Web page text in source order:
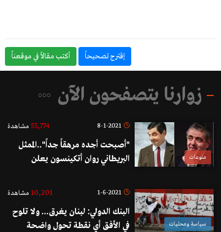
إقترح تصحيحاً أكتب مقالاً في موقعناً
زوارنا يتصفحون الآن
منوعات
8-1-2021
55,774 مشاهدة
"أصبحت أجده مرهقاً جداً"..الممثل
البريطاني روان أتكينسون يعلن
الكوميدية في العالم: وداعاً مستر بين
سياسة ومحليات
1-6-2021
10,201 مشاهدة
البنك الدولي: لبنان يغرق... ولا تلوح
في الأفق أي نقطة تحول واضحة